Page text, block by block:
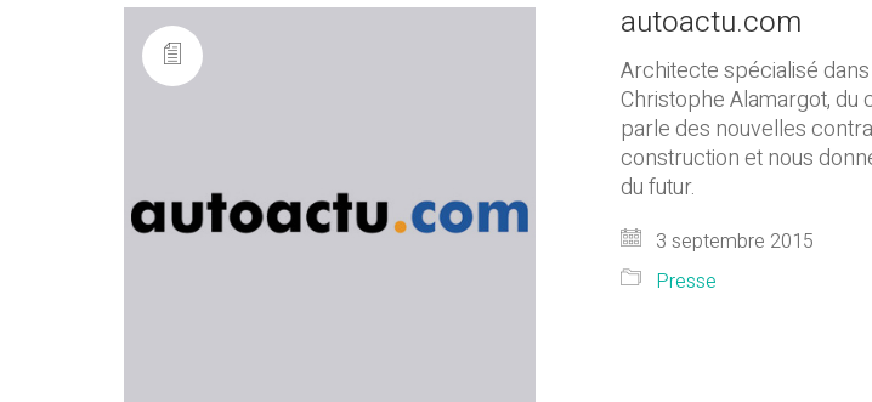
autoactu.com
Architecte spécialisé
Christophe Alamargot, du
parle des nouvelles
construction et nous
du futur.
3 septembre 2015
Presse